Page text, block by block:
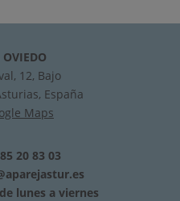
12, Bajo
España
Maps
20 83 03
lunes a viernes